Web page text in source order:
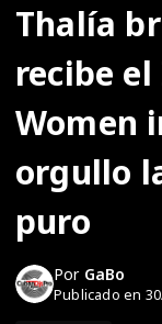
Thalía
recibe
Women
orgullo
puro
Por GaBo
Publicado en